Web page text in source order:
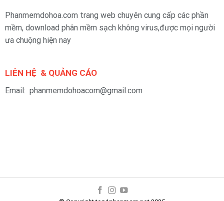
Phanmemdohoa.com trang web chuyên cung cấp các phần
mềm, download phân mềm sạch không virus,được mọi người
ưa chuộng hiện nay
LIÊN HỆ & QUẢNG CÁO
Email: phanmemdohoacom@gmail.com